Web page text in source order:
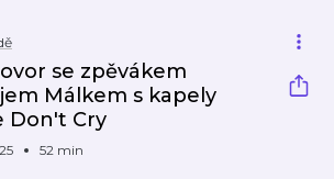
se zpěvákem
Málkem s kapely
Don't Cry
52 min